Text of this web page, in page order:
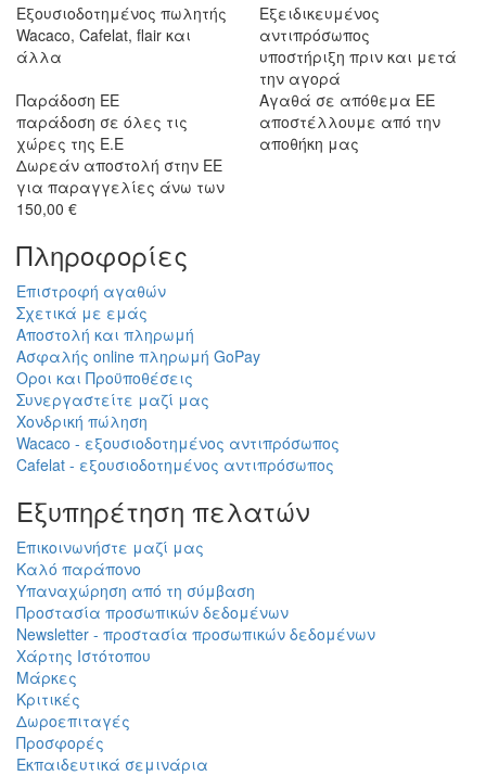
Εξουσιοδοτημένος πωλητής
Wacaco, Cafelat, flair και
άλλα
Εξειδικευμένος
αντιπρόσωπος
υποστήριξη πριν και μετά
την αγορά
Παράδοση ΕΕ
παράδοση σε όλες τις
χώρες της Ε.Ε
Αγαθά σε απόθεμα ΕΕ
αποστέλλουμε από την
αποθήκη μας
Δωρεάν αποστολή στην ΕΕ
για παραγγελίες άνω των
150,00 €
Πληροφορίες
Επιστροφή αγαθών
Σχετικά με εμάς
Αποστολή και πληρωμή
Ασφαλής online πληρωμή GoPay
Οροι και Προϋποθέσεις
Συνεργαστείτε μαζί μας
Χονδρική πώληση
Wacaco - εξουσιοδοτημένος αντιπρόσωπος
Cafelat - εξουσιοδοτημένος αντιπρόσωπος
Εξυπηρέτηση πελατών
Επικοινωνήστε μαζί μας
Καλό παράπονο
Υπαναχώρηση από τη σύμβαση
Προστασία προσωπικών δεδομένων
Newsletter - προστασία προσωπικών δεδομένων
Χάρτης Ιστότοπου
Μάρκες
Κριτικές
Δωροεπιταγές
Προσφορές
Εκπαιδευτικά σεμινάρια